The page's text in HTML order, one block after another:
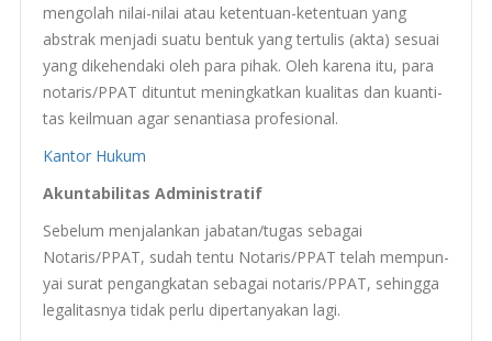
men­go­lah nilai-nilai atau ketentuan-ketentuan yang
abstrak men­jadi suatu ben­tuk yang ter­tulis (akta) sesuai
yang dike­hen­daki oleh para pihak. Oleh karena itu, para
notaris/PPAT ditun­tut meningkatkan kualitas dan kuan­ti­
tas keil­muan agar senan­ti­asa profesional.
Kantor Hukum
Akunt­abil­i­tas Administratif
Sebelum men­jalankan jabatan/tugas seba­gai
Notaris/PPAT, sudah tentu Notaris/PPAT telah mem­pun­
yai surat pen­gangkatan seba­gai notaris/PPAT, sehingga
legal­i­tas­nya tidak perlu diper­tanyakan lagi.